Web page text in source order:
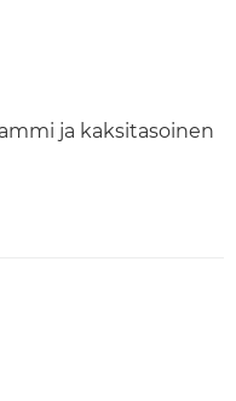
ja kaksitasoinen